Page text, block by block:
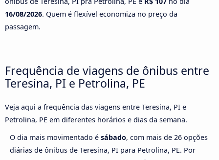
16/08/2026. Quem é flexível economiza no preço da
passagem.
Frequência de viagens de ônibus entre
Teresina, PI e Petrolina, PE
Veja aqui a frequência das viagens entre Teresina, PI e
Petrolina, PE em diferentes horários e dias da semana.
O dia mais movimentado é sábado, com mais de 26 opções
diárias de ônibus de Teresina, PI para Petrolina, PE. Por